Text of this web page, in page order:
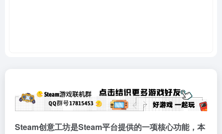
Steam创意工坊是Steam平台提供的一项核心功能，本